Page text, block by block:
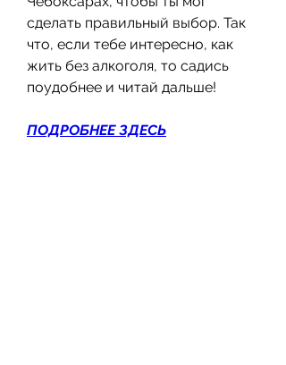
сделать правильный выбор. Так
что, если тебе интересно, как
жить без алкоголя, то садись
поудобнее и читай дальше!
ПОДРОБНЕЕ ЗДЕСЬ